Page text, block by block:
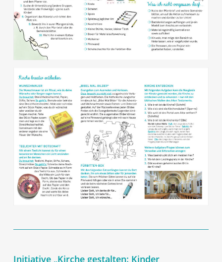
Initiative „Kirche gestalten: Kinder